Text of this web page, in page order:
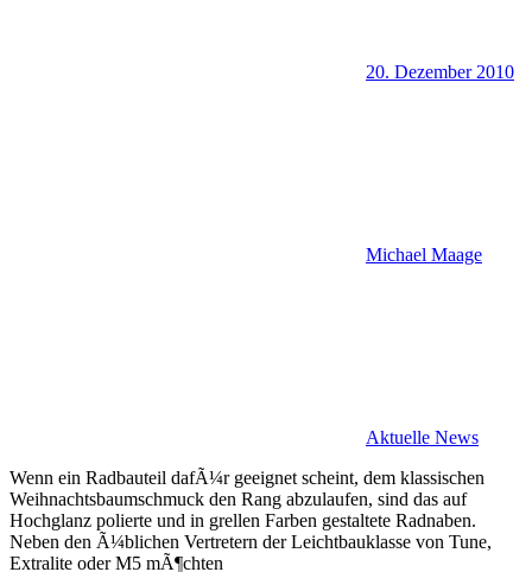
20. Dezember 2010
Michael Maage
Aktuelle News
Wenn ein Radbauteil dafÃ¼r geeignet scheint, dem klassischen
Weihnachtsbaumschmuck den Rang abzulaufen, sind das auf
Hochglanz polierte und in grellen Farben gestaltete Radnaben.
Neben den Ã¼blichen Vertretern der Leichtbauklasse von Tune,
Extralite oder M5 mÃ¶chten